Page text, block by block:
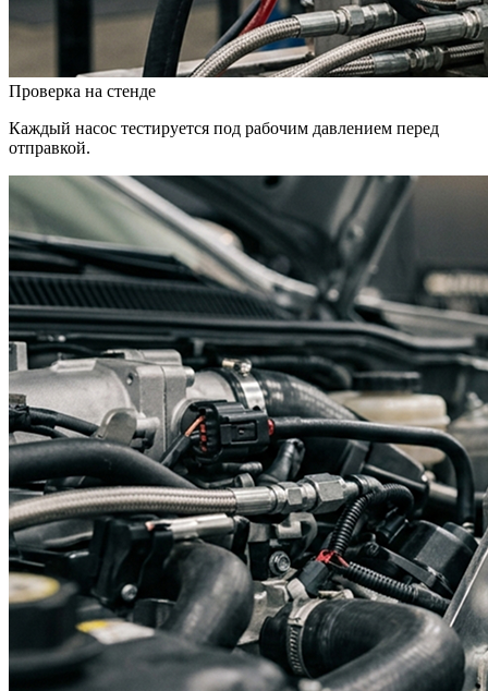
Проверка на стенде
Каждый насос тестируется под рабочим давлением перед
отправкой.